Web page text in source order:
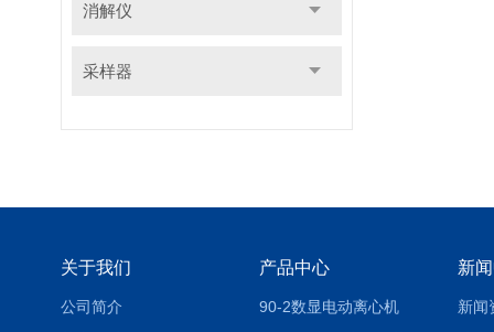
消解仪
采样器
关于我们
公司简介
产品中心
90-2数显电动离心机
新
新闻